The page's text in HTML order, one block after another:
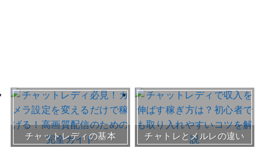
チャットレディの基本 チャトレとメルレの違い
おすすめチャトレ事務所＆
サイト
30～50代向けサイト